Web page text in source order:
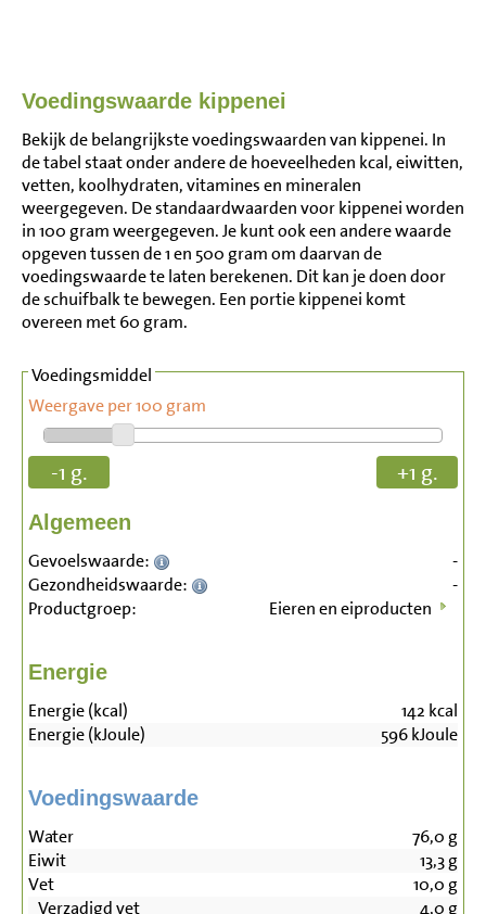
Voedingswaarde kippenei
Bekijk de belangrijkste voedingswaarden van kippenei. In
de tabel staat onder andere de hoeveelheden kcal, eiwitten,
vetten, koolhydraten, vitamines en mineralen
weergegeven. De standaardwaarden voor kippenei worden
in 100 gram weergegeven. Je kunt ook een andere waarde
opgeven tussen de 1 en 500 gram om daarvan de
voedingswaarde te laten berekenen. Dit kan je doen door
de schuifbalk te bewegen. Een portie kippenei komt
overeen met 60 gram.
Voedingsmiddel
Weergave per 100 gram
-1 g. +1 g.
Algemeen
Gevoelswaarde:
-
Gezondheidswaarde:
-
Productgroep:
Eieren en eiproducten
Energie
Energie (kcal) 142 kcal
Energie (kJoule)
596kJoule
Voedingswaarde
Water 76,0 g
Eiwit
13,3g
Vet
10,0 g
Verzadigd vet
4,0 g